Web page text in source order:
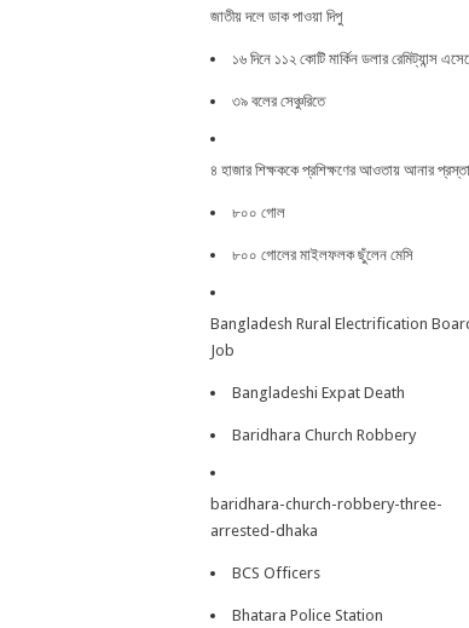
জাতীয় দলে ডাক পাওয়া দিপু
১৬ দিনে ১১২ কোটি মার্কিন ডলার রেমিট্যান্স
৩৯ বলের সেঞ্চুরিতে
৪ হাজার শিক্ষককে প্রশিক্ষণের আওতায় আনার
৮০০ গোল
৮০০ গোলের মাইলফলক ছুঁলেন মেসি
Bangladesh Rural Electrification
Job
Bangladeshi Expat Death
Baridhara Church Robbery
baridhara-church-robbery-three-
arrested-dhaka
BCS Officers
Bhatara Police Station